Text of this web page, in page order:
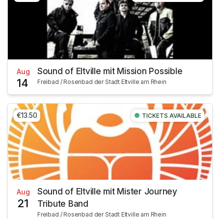
Aug
14
Sound of Eltville mit Mission Possible
Freibad / Rosenbad der Stadt Eltville am Rhein
€13.50 TICKETS AVAILABLE
Aug
21
Sound of Eltville mit Mister Journey
Tribute Band
Freibad / Rosenbad der Stadt Eltville am Rhein